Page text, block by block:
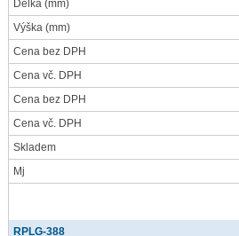
Délka (mm)
Výška (mm)
Cena bez DPH
Cena vč. DPH
Cena bez DPH
Cena vč. DPH
Skladem
Mj
RPLG-388